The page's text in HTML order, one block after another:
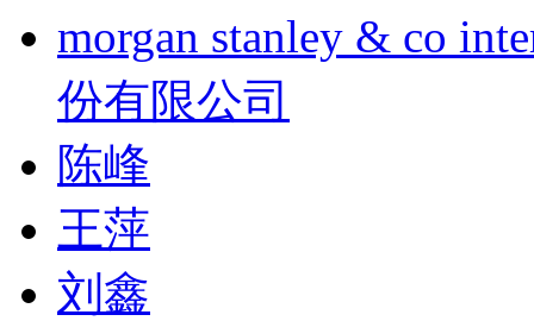
morgan stanley & co
份有限公司
陈峰
王萍
刘鑫